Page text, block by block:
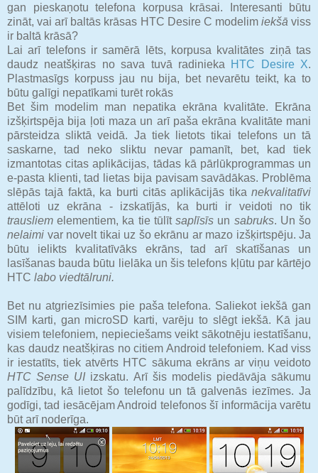
gan pieskaņotu telefona korpusa krāsai. Interesanti būtu
zināt, vai arī baltās krāsas HTC Desire C modelim iekšā viss
ir baltā krāsā?
Lai arī telefons ir samērā lēts, korpusa kvalitātes ziņā tas
daudz neatšķiras no sava tuvā radinieka
HTC Desire X.
Plastmasīgs korpuss jau nu bija, bet nevarētu teikt, ka to
būtu galīgi nepatīkami turēt rokās
Bet šim modelim man nepatika ekrāna kvalitāte. Ekrāna
izšķirtspēja bija ļoti maza un arī paša ekrāna kvalitāte mani
pārsteidza sliktā veidā. Ja tiek lietots tikai telefons un tā
saskarne, tad neko sliktu nevar pamanīt, bet, kad tiek
izmantotas citas aplikācijas, tādas kā pārlūkprogrammas un
e-pasta klienti, tad lietas bija pavisam savādākas. Problēma
slēpās tajā faktā, ka burti citās aplikācijās tika nekvalitatīvi
attēloti uz ekrāna - izskatījās, ka burti ir veidoti no tik
trausliem elementiem, ka tie tūlītsaplīsīs un sabruks. Un šo
nelaimi var novelt tikai uz šo ekrānu ar mazo izšķirtspēju. Ja
būtu ielikts kvalitatīvāks ekrāns, tad arī skatīšanas un
lasīšanas bauda būtu lielāka un šis telefons kļūtu par kārtējo
HTC labo viedtālruni.
Bet nu atgriezīsimies pie paša telefona. Saliekot iekšā gan
SIM karti, gan microSD karti, varēju to slēgt iekšā. Kā jau
visiem telefoniem, nepieciešams veikt sākotnēju iestatīšanu,
kas daudz neatšķiras no citiem Android telefoniem. Kad viss
ir iestatīts, tiek atvērts HTC sākuma ekrāns ar viņu veidoto
HTC Sense UIizskatu. Arī šis modelis piedāvāja sākumu
palīdzību, kā lietot šo telefonu un tā galvenās iezīmes. Ja
godīgi, tad iesācējam Android telefonos šī informācija varētu
būt arī noderīga.